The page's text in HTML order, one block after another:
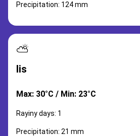
Precipitation: 124 mm
⛅
lis
Max: 30°C / Min: 23°C
Rayiny days: 1
Precipitation: 21 mm